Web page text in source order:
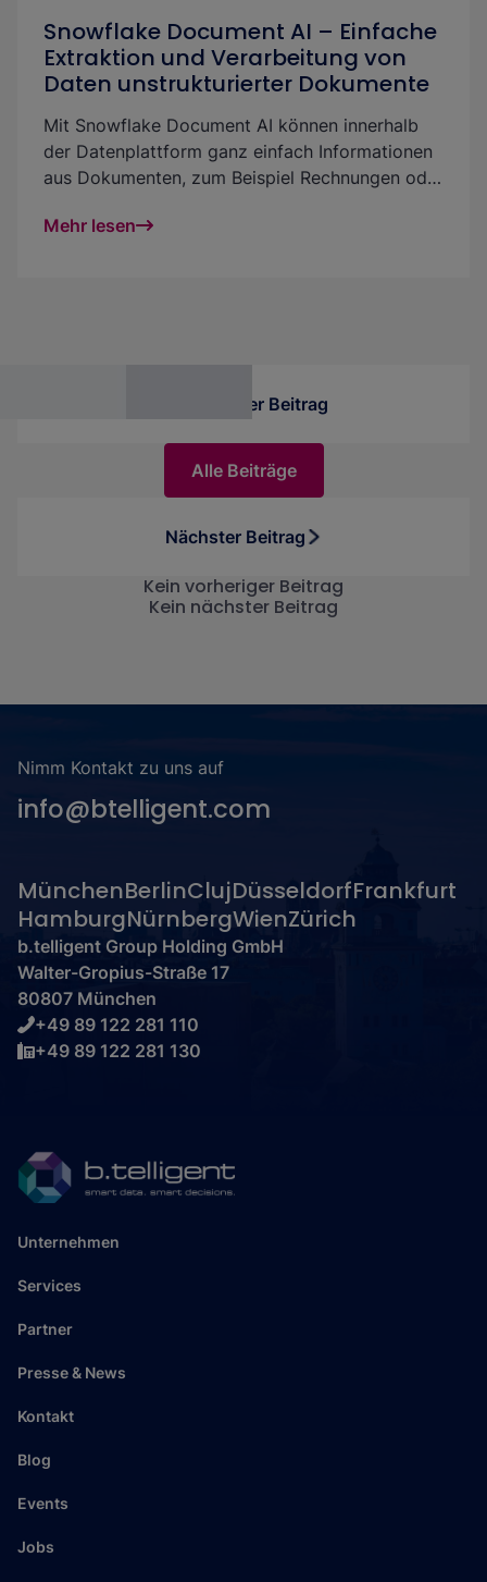
Snowflake Document AI – Einfache
Extraktion und Verarbeitung von
Daten unstrukturierter Dokumente
Mit Snowflake Document AI können innerhalb
der Datenplattform ganz einfach Informationen
aus Dokumenten, zum Beispiel Rechnungen oder
werden. Document AI ist unkompliziert und
Anwendungsmöglichkeiten vor.
Mehr lesen
Vorheriger Beitrag
Alle Beiträge
Nächster Beitrag
Kein vorheriger Beitrag
Kein nächster Beitrag
Nimm Kontakt zu uns auf
info@btelligent.com
MünchenBerlinClujDüsseldorfFrankfurt
HamburgNürnbergWienZürich
b.telligent Group Holding GmbH
Walter-Gropius-Straße 17
80807 München
+49 89 122 281 110
+49 89 122 281 130
Unternehmen
Services
Partner
Presse & News
Kontakt
Blog
Events
Jobs